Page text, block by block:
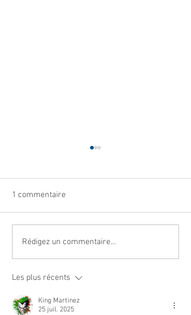
Navettes estivales Envibus
gratuites
1 commentaire
Rédigez un commentaire...
Les plus récents
King Martinez
25 juil. 2025